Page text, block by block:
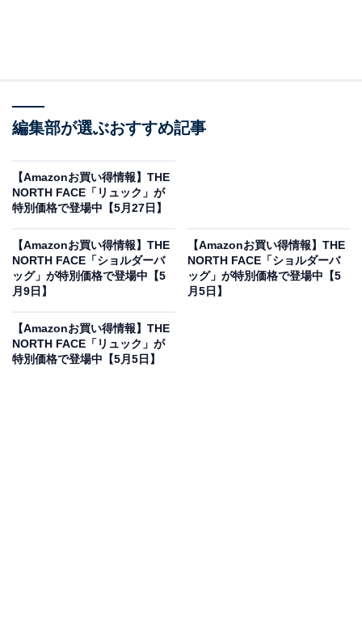
いもの部
のがもっと楽しく、もっとお得になる情報をお届け。編集部員によ
る独自レビューなど、ここでしか手に入らない情報も満載です。
※本記事で紹介している商品の購入やサービスの利用により、売上の一部が
オールアバウトに還元されることがあります。
THE NORTH FACEの「トートバッグ」が限定価
編集部が選ぶおすすめ記事
【Amazonお買い得情報】THE
NORTH FACE「リュック」が
特別価格で登場中【5月27日】
【Amazonお買い得情報】THE
NORTH FACE「ショルダーバ
ッグ」が特別価格で登場中【5
月9日】
【Amazonお買い得情報】THE
NORTH FACE「ショルダーバ
ッグ」が特別価格で登場中【5
月5日】
【Amazonお買い得情報】THE
NORTH FACE「リュック」が
特別価格で登場中【5月5日】